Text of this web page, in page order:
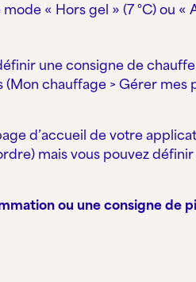
« Hors gel » (7 °C) ou «
une consigne de chauffe
chauffage > Gérer mes
d’accueil de votre
mais vous pouvez
ou une consigne de